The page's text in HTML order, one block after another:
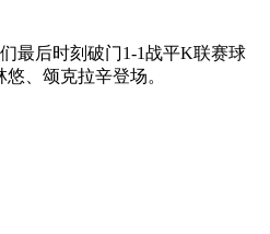
最后时刻破门1-1战平K联赛球
、颂克拉辛登场。